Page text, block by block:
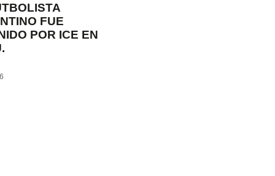
FUE
POR ICE EN